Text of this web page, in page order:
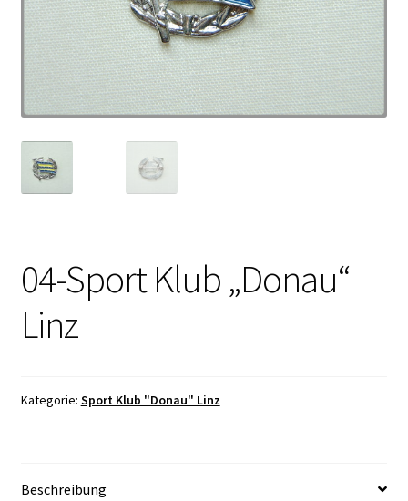
04-Sport Klub „Donau“
Linz
Kategorie: Sport Klub "Donau" Linz
Beschreibung